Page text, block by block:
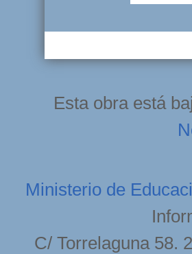
Esta obra está
Ministerio de
C/ Torrelaguna 58.